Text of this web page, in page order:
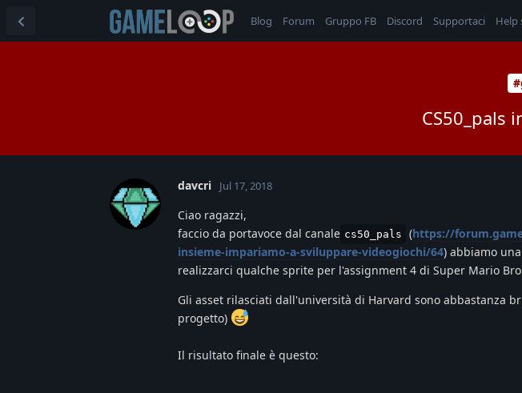
Blog Forum Gruppo FB Discord Supportaci Help
CS50_pals
davcri Jul 17, 2018
Ciao ragazzi,
faccio da portavoce dal canale cs50_pals (https://
insieme-impariamo-a-sviluppare-videogiochi/64) abbiamo
realizzarci qualche sprite per l'assignment 4 di Super Mario
Gli asset rilasciati dall'università di Harvard sono abbastanza
progetto)
Il risultato finale è questo: